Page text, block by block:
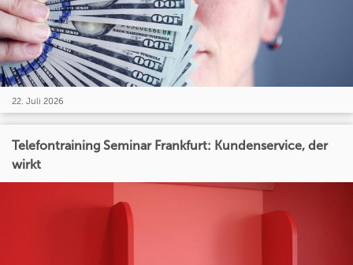
22. Juli 2026
Telefontraining Seminar Frankfurt: Kundenservice, der
wirkt